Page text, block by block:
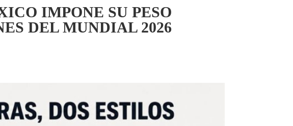
IMPONE SU PESO
DEL MUNDIAL 2026